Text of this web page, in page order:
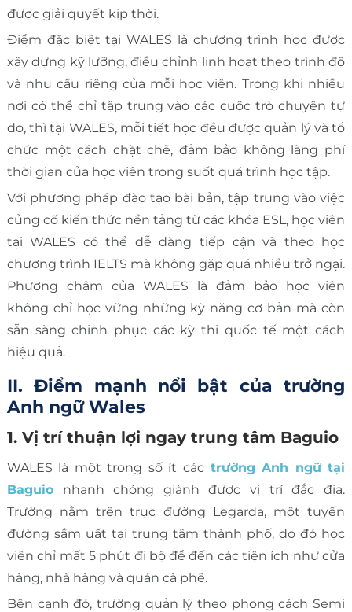
được giải quyết kịp thời.
Điểm đặc biệt tại WALES là chương trình học được
xây dựng kỹ lưỡng, điều chỉnh linh hoạt theo trình độ
và nhu cầu riêng của mỗi học viên. Trong khi nhiều
nơi có thể chỉ tập trung vào các cuộc trò chuyện tự
do, thì tại WALES, mỗi tiết học đều được quản lý và tổ
chức một cách chặt chẽ, đảm bảo không lãng phí
thời gian của học viên trong suốt quá trình học tập.
Với phương pháp đào tạo bài bản, tập trung vào việc
củng cố kiến thức nền tảng từ các khóa ESL, học viên
tại WALES có thể dễ dàng tiếp cận và theo học
chương trình IELTS mà không gặp quá nhiều trở ngại.
Phương châm của WALES là đảm bảo học viên
không chỉ học vững những kỹ năng cơ bản mà còn
sẵn sàng chinh phục các kỳ thi quốc tế một cách
hiệu quả.
II. Điểm mạnh nổi bật của trường
Anh ngữ Wales
1. Vị trí thuận lợi ngay trung tâm Baguio
WALES là một trong số ít các trường Anh ngữ tại
Baguionhanh chóng giành được vị trí đắc địa.
Trường nằm trên trục đường Legarda, một tuyến
đường sầm uất tại trung tâm thành phố, do đó học
viên chỉ mất 5 phút đi bộ để đến các tiện ích như cửa
hàng, nhà hàng và quán cà phê.
Bên cạnh đó, trường quản lý theo phong cách Semi